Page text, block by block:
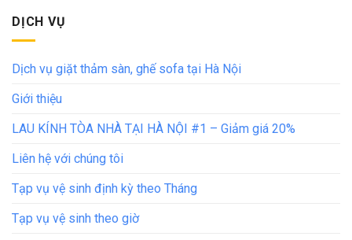
DỊCH VỤ
Dịch vụ giặt thảm sàn, ghế sofa tại Hà Nội
Giới thiệu
LAU KÍNH TÒA NHÀ TẠI HÀ NỘI #1 – Giảm giá 20%
Liên hệ với chúng tôi
Tạp vụ vệ sinh định kỳ theo Tháng
Tạp vụ vệ sinh theo giờ